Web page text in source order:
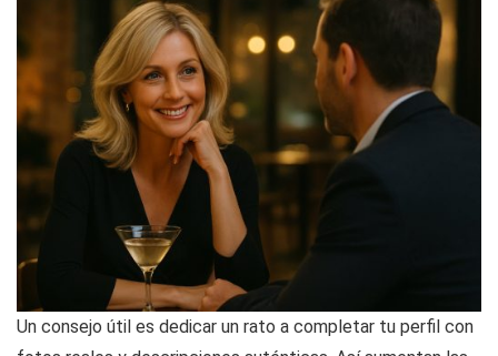
Un consejo útil es dedicar un rato a completar tu perfil con